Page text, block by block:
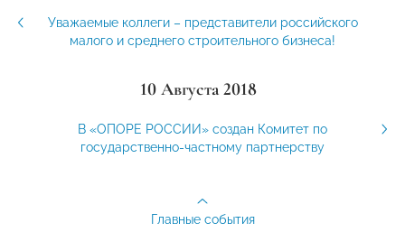
Уважаемые коллеги – представители российского
малого и среднего строительного бизнеса!
10 Августа 2018
В «ОПОРЕ РОССИИ» создан Комитет по
государственно-частному партнерству
Главные события